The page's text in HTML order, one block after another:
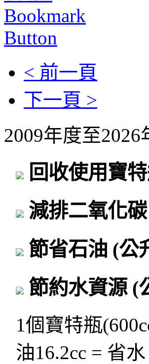
< 前一頁
下一頁 >
2009年度至
回收使用寶
減排二氧化碳
節省石油 (公
節約水資源 (
1個寶特瓶
油16.2cc = 省